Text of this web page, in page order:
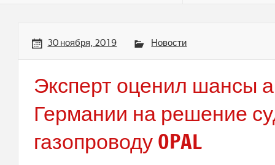
30 ноября, 2019 Новости
Эксперт оценил шансы
Германии на решение
газопроводу OPAL